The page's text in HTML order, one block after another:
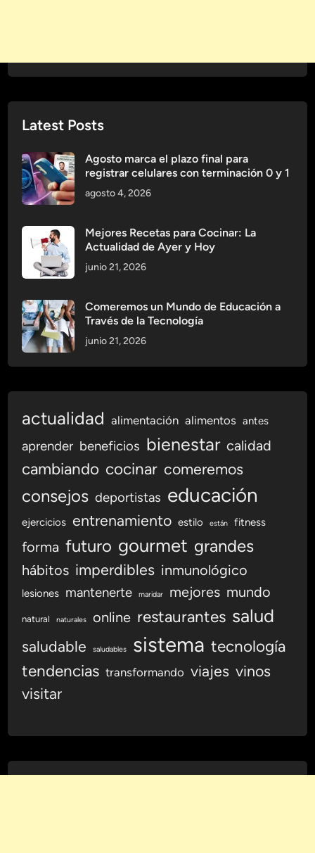
t
t
e
I
n
o
l
c
c
o
e
e
t
O
n
i
Latest Posts
Agosto marca el plazo final para
registrar celulares con terminación 0 y 1
agosto 4, 2026
Mejores Recetas para Cocinar: La
Actualidad de Ayer y Hoy
junio 21, 2026
Comeremos un Mundo de Educación a
Través de la Tecnología
junio 21, 2026
actualidad alimentación alimentos antes
aprender beneficios bienestar calidad
cambiando cocinar comeremos
consejos deportistas educación
ejercicios entrenamiento estilo están fitness
forma futuro gourmet grandes
hábitos imperdibles inmunológico
lesiones mantenerte maridar mejores mundo
natural naturales online restaurantes salud
saludable saludables sistema tecnología
tendencias transformando viajes vinos
visitar